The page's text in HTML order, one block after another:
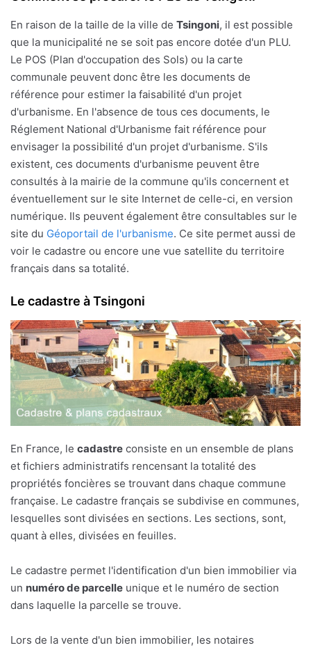
En raison de la taille de la ville de Tsingoni, il est possible
que la municipalité ne se soit pas encore dotée d'un PLU.
Le POS (Plan d'occupation des Sols) ou la carte
communale peuvent donc être les documents de
référence pour estimer la faisabilité d'un projet
d'urbanisme. En l'absence de tous ces documents, le
Réglement National d'Urbanisme fait référence pour
envisager la possibilité d'un projet d'urbanisme. S'ils
existent, ces documents d'urbanisme peuvent être
consultés à la mairie de la commune qu'ils concernent et
éventuellement sur le site Internet de celle-ci, en version
numérique. Ils peuvent également être consultables sur le
site du Géoportail de l'urbanisme. Ce site permet aussi de
voir le cadastre ou encore une vue satellite du territoire
français dans sa totalité.
Le cadastre à Tsingoni
En France, le cadastre consiste en un ensemble de plans
et fichiers administratifs rencensant la totalité des
propriétés foncières se trouvant dans chaque commune
française. Le cadastre français se subdivise en communes,
lesquelles sont divisées en sections. Les sections, sont,
quant à elles, divisées en feuilles.
Le cadastre permet l'identification d'un bien immobilier via
un numéro de parcelle unique et le numéro de section
dans laquelle la parcelle se trouve.
Lors de la vente d'un bien immobilier, les notaires